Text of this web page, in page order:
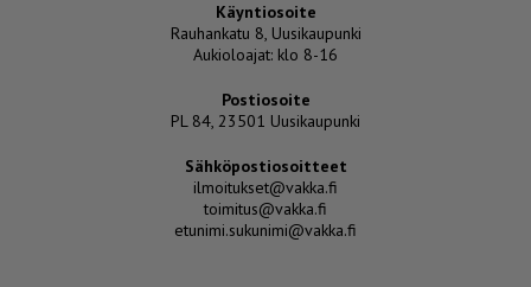
Käyntiosoite
Rauhankatu 8, Uusikaupunki
Aukioloajat: klo 8-16
Postiosoite
PL 84, 23501 Uusikaupunki
Sähköpostiosoitteet
ilmoitukset@vakka.fi
toimitus@vakka.fi
etunimi.sukunimi@vakka.fi